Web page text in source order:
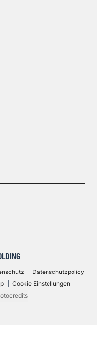
Datenschutzpolicy
Cookie Einstellungen